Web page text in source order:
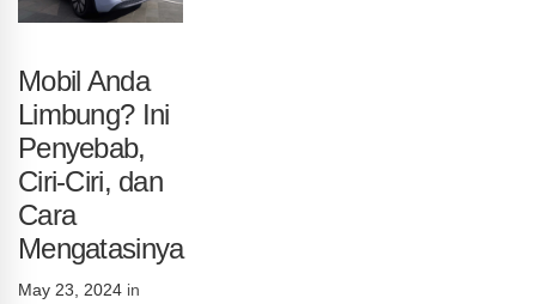
Mobil Anda
Limbung? Ini
Penyebab,
Ciri-Ciri, dan
Cara
Mengatasinya
May 23, 2024 in